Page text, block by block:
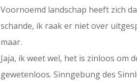
Voornoemd landschap heeft zich
schande, ik raak er niet over
maar.
Jaja, ik weet wel, het is zinloos om
gewetenloos. Sinngebung des